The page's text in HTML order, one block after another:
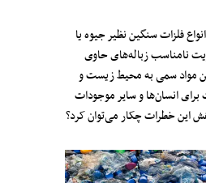
فلزات سنگین نظیر جیوه یا
نامناسب زباله‌های حاوی
مواد سمی به محیط زیست و
انسان‌ها و سایر موجودات
این خطرات چکار می‌توان کرد؟